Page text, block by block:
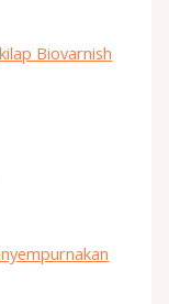
Biovarnish